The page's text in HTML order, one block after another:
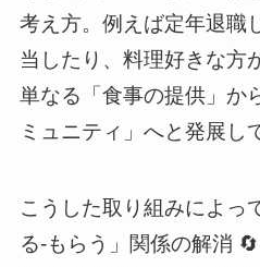
考え方。例えば定年退職
当したり、料理好きな方
単なる「食事の提供」か
ミュニティ」へと発展し
こうした取り組みによっ
る-もらう」関係の解消